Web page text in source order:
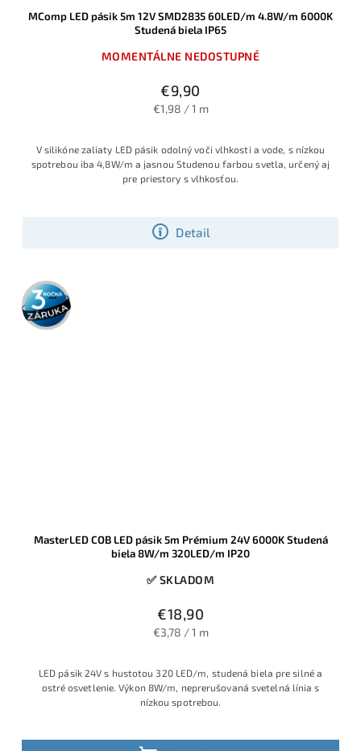
MComp LED pásik 5m 12V SMD2835 60LED/m 4.8W/m 6000K
Studená biela IP65
MOMENTÁLNE NEDOSTUPNÉ
€9,90
€1,98 / 1 m
Detail
V silikóne zaliaty LED pásik odolný voči vlhkosti a vode, s nízkou
spotrebou iba 4,8W/m a jasnou Studenou farbou svetla, určený aj
pre priestory s vlhkosťou.
3 roky
záruka
MasterLED COB LED pásik 5m Prémium 24V 6000K Studená
biela 8W/m 320LED/m IP20
✅ SKLADOM
€18,90
€3,78 / 1 m
LED pásik 24V s hustotou 320 LED/m, studená biela pre silné a
ostré osvetlenie. Výkon 8W/m, neprerušovaná svetelná línia s
nízkou spotrebou.